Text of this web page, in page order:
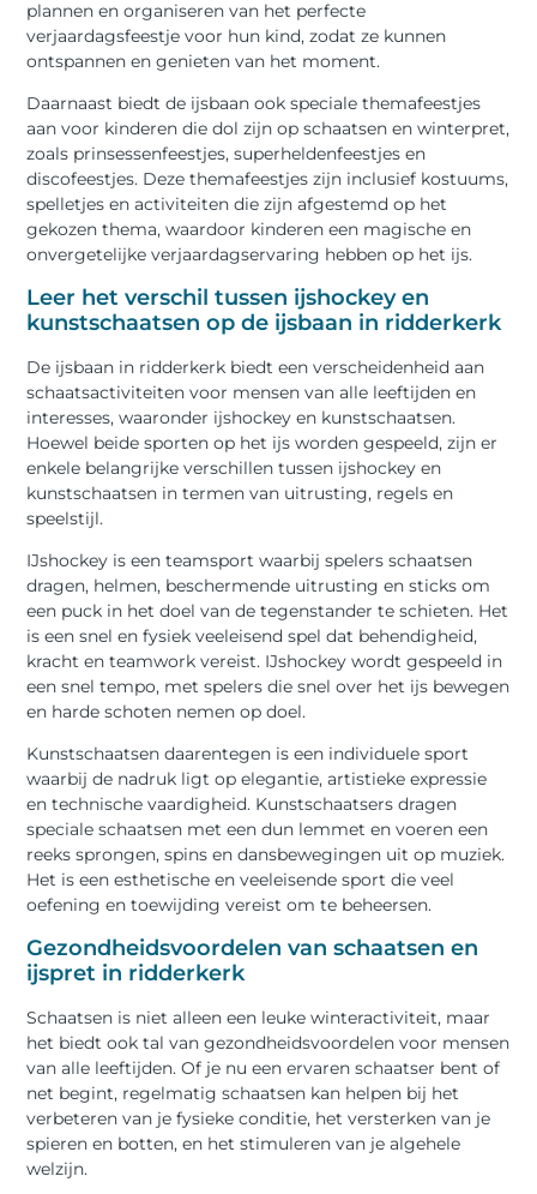
plannen en organiseren van het perfecte
verjaardagsfeestje voor hun kind, zodat ze kunnen
ontspannen en genieten van het moment.
Daarnaast biedt de ijsbaan ook speciale themafeestjes
aan voor kinderen die dol zijn op schaatsen en winterpret,
zoals prinsessenfeestjes, superheldenfeestjes en
discofeestjes. Deze themafeestjes zijn inclusief kostuums,
spelletjes en activiteiten die zijn afgestemd op het
gekozen thema, waardoor kinderen een magische en
onvergetelijke verjaardagservaring hebben op het ijs.
Leer het verschil tussen ijshockey en
kunstschaatsen op de ijsbaan in ridderkerk
De ijsbaan in ridderkerk biedt een verscheidenheid aan
schaatsactiviteiten voor mensen van alle leeftijden en
interesses, waaronder ijshockey en kunstschaatsen.
Hoewel beide sporten op het ijs worden gespeeld, zijn er
enkele belangrijke verschillen tussen ijshockey en
kunstschaatsen in termen van uitrusting, regels en
speelstijl.
IJshockey is een teamsport waarbij spelers schaatsen
dragen, helmen, beschermende uitrusting en sticks om
een puck in het doel van de tegenstander te schieten. Het
is een snel en fysiek veeleisend spel dat behendigheid,
kracht en teamwork vereist. IJshockey wordt gespeeld in
een snel tempo, met spelers die snel over het ijs bewegen
en harde schoten nemen op doel.
Kunstschaatsen daarentegen is een individuele sport
waarbij de nadruk ligt op elegantie, artistieke expressie
en technische vaardigheid. Kunstschaatsers dragen
speciale schaatsen met een dun lemmet en voeren een
reeks sprongen, spins en dansbewegingen uit op muziek.
Het is een esthetische en veeleisende sport die veel
oefening en toewijding vereist om te beheersen.
Gezondheidsvoordelen van schaatsen en
ijspret in ridderkerk
Schaatsen is niet alleen een leuke winteractiviteit, maar
het biedt ook tal van gezondheidsvoordelen voor mensen
van alle leeftijden. Of je nu een ervaren schaatser bent of
net begint, regelmatig schaatsen kan helpen bij het
verbeteren van je fysieke conditie, het versterken van je
spieren en botten, en het stimuleren van je algehele
welzijn.